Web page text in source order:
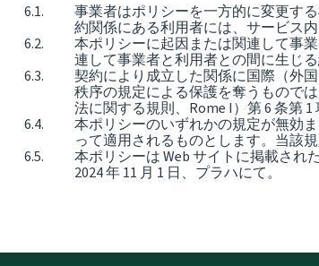
事業者はポリシーを一方的に変更す
約関係にある利用者には、サービス
本ポリシーに起因または関連して事
連して事業者と利用者との間に生じ
契約により成立した関係に国際（外
秩序の規定による保護を奪うもので
法に関する規則、Rome I）第 6 条第
本ポリシーのいずれかの規定が無効
って適用されるものとします。当該
本ポリシーは Web サイトに掲載され
2024 年 11 月 1 日、プラハにて。